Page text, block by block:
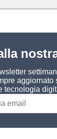
tecnologia